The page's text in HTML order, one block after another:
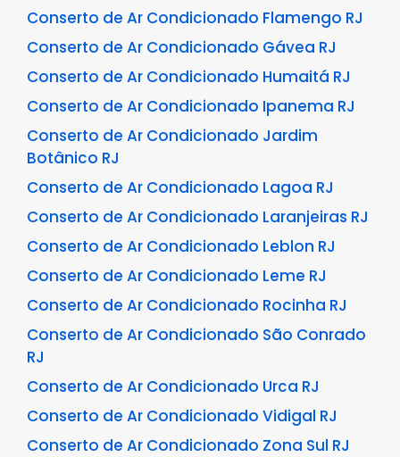
Conserto de Ar Condicionado Flamengo RJ
Conserto de Ar Condicionado Gávea RJ
Conserto de Ar Condicionado Humaitá RJ
Conserto de Ar Condicionado Ipanema RJ
Conserto de Ar Condicionado Jardim
Botânico RJ
Conserto de Ar Condicionado Lagoa RJ
Conserto de Ar Condicionado Laranjeiras RJ
Conserto de Ar Condicionado Leblon RJ
Conserto de Ar Condicionado Leme RJ
Conserto de Ar Condicionado Rocinha RJ
Conserto de Ar Condicionado São Conrado
RJ
Conserto de Ar Condicionado Urca RJ
Conserto de Ar Condicionado Vidigal RJ
Conserto de Ar Condicionado Zona Sul RJ